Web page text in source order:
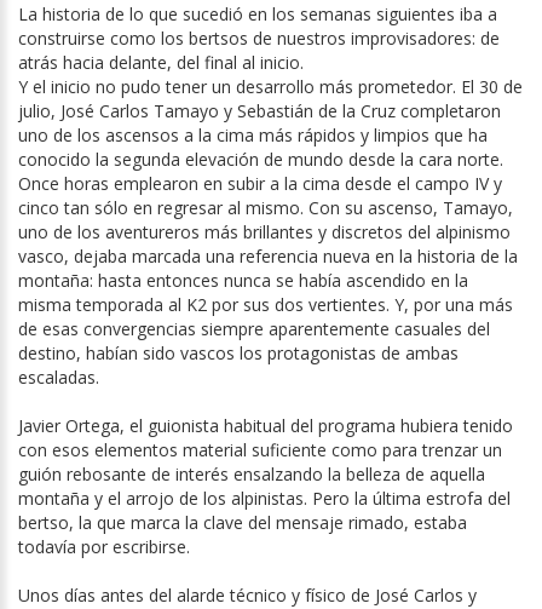
La historia de lo que sucedió en los semanas siguientes iba a
construirse como los bertsos de nuestros improvisadores: de
atrás hacia delante, del final al inicio.
Y el inicio no pudo tener un desarrollo más prometedor. El 30 de
julio, José Carlos Tamayo y Sebastián de la Cruz completaron
uno de los ascensos a la cima más rápidos y limpios que ha
conocido la segunda elevación de mundo desde la cara norte.
Once horas emplearon en subir a la cima desde el campo IV y
cinco tan sólo en regresar al mismo. Con su ascenso, Tamayo,
uno de los aventureros más brillantes y discretos del alpinismo
vasco, dejaba marcada una referencia nueva en la historia de la
montaña: hasta entonces nunca se había ascendido en la
misma temporada al K2 por sus dos vertientes. Y, por una más
de esas convergencias siempre aparentemente casuales del
destino, habían sido vascos los protagonistas de ambas
escaladas.
Javier Ortega, el guionista habitual del programa hubiera tenido
con esos elementos material suficiente como para trenzar un
guión rebosante de interés ensalzando la belleza de aquella
montaña y el arrojo de los alpinistas. Pero la última estrofa del
bertso, la que marca la clave del mensaje rimado, estaba
todavía por escribirse.
Unos días antes del alarde técnico y físico de José Carlos y